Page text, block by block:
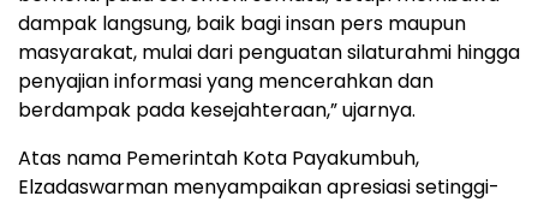
dampak langsung, baik bagi insan pers maupun
masyarakat, mulai dari penguatan silaturahmi hingga
penyajian informasi yang mencerahkan dan
berdampak pada kesejahteraan,” ujarnya.
Atas nama Pemerintah Kota Payakumbuh,
Elzadaswarman menyampaikan apresiasi setinggi-